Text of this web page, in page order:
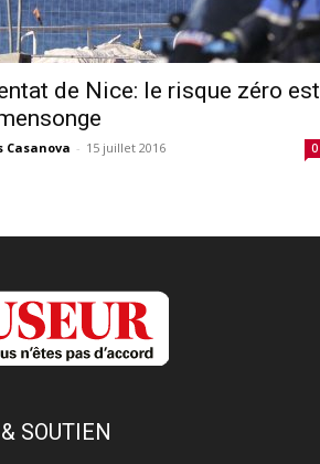
de Nice: le risque zéro est
Casanova - 15 juillet 2016 0
SOUTIEN